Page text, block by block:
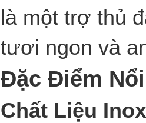
là một trợ thủ
tươi ngon và
Đặc Điểm
Chất Liệu